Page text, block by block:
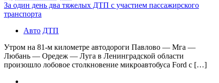
За один день два тяжелых ДТП с участием пассажирского
транспорта
Авто ДТП
Утром на 81-м километре автодороги Павлово — Мга —
Любань — Оредеж — Луга в Ленинградской области
произошло лобовое столкновение микроавтобуса Ford с […]